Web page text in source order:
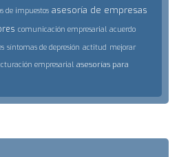
de impuestos asesoría de empresas
comunicación empresarial acuerdo
síntomas de depresión actitud mejorar
empresarial asesorías para